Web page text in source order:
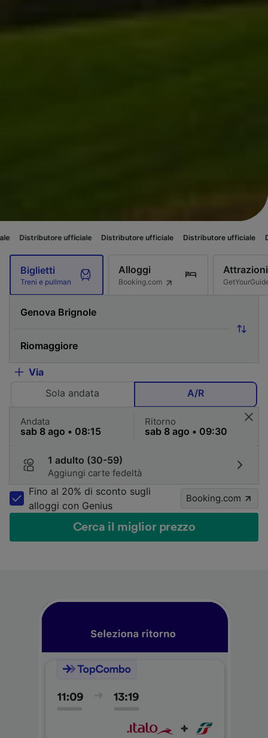
ufficiale Distributore ufficiale Distributore ufficiale Distributore
Biglietti
Treni e pullman
Alloggi
Booking.com
Attrazioni
Via
Sola andata
A/R
Andata Ritorno
1 adulto (30-59)
Aggiungi carte fedeltà
Fino al 20% di sconto sugli
alloggi con Genius
Booking.com
Cerca il miglior prezzo